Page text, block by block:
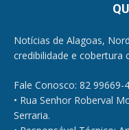
Notícias de Alagoas,
credibilidade e cobertura
Fale Conosco: 82 99669-
• Rua Senhor Roberval
Serraria.